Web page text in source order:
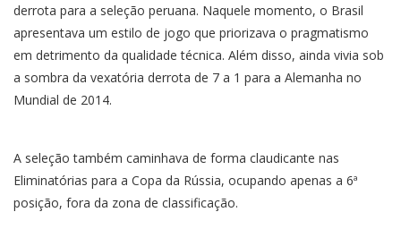
derrota para a seleção peruana. Naquele momento, o Brasil
apresentava um estilo de jogo que priorizava o pragmatismo
em detrimento da qualidade técnica. Além disso, ainda vivia sob
a sombra da vexatória derrota de 7 a 1 para a Alemanha no
Mundial de 2014.
A seleção também caminhava de forma claudicante nas
Eliminatórias para a Copa da Rússia, ocupando apenas a 6ª
posição, fora da zona de classificação.